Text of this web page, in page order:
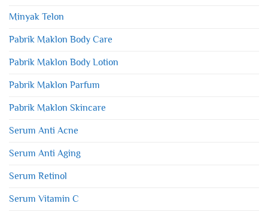
Minyak Telon
Pabrik Maklon Body Care
Pabrik Maklon Body Lotion
Pabrik Maklon Parfum
Pabrik Maklon Skincare
Serum Anti Acne
Serum Anti Aging
Serum Retinol
Serum Vitamin C